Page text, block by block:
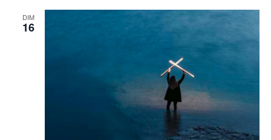
DIM
16